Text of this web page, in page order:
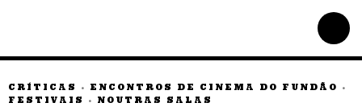
CRÍTICAS · ENCONTROS DE CINEMA DO FUNDÃO
·
FESTIVAIS
· NOUTRAS SALAS